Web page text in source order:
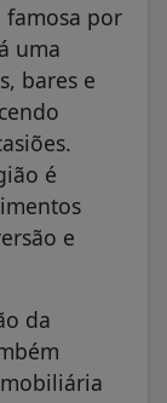
famosa por
uma
bares e
é
e
da